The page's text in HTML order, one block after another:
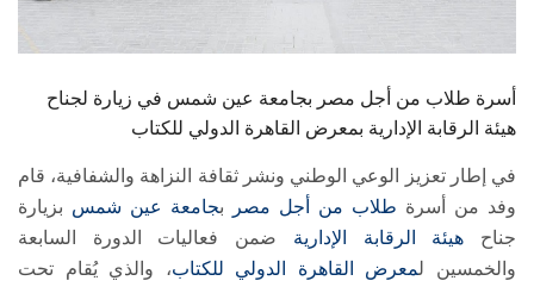
الزائـرون
أسرة طلاب من أجل مصر بجامعة عين شمس في زيارة لجناح
هيئة الرقابة الإدارية بمعرض القاهرة الدولي للكتاب
في إطار تعزيز الوعي الوطني ونشر ثقافة النزاهة والشفافية، قام
وفد من أسرة طلاب من أجل مصر بجامعة عين شمس بزيارة
جناح هيئة الرقابة الإدارية ضمن فعاليات الدورة السابعة
والخمسين لمعرض القاهرة الدولي للكتاب، والذي يُقام تحت